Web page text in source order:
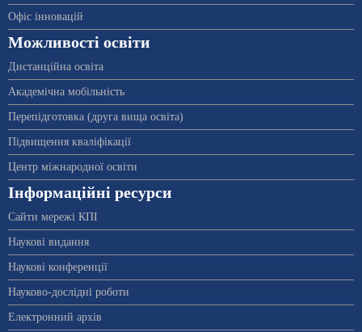
Офіс інновацій
Можливості освіти
Дистанційна освіта
Академічна мобільність
Перепідготовка (друга вища освіта)
Підвищення кваліфікації
Центр міжнародної освіти
Інформаційні ресурси
Сайти мережі КПІ
Наукові видання
Наукові конференції
Науково-дослідні роботи
Електронний архів